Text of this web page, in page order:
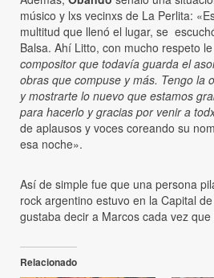
músico y lxs vecinxs de La Perlita:
multitud que llenó el lugar, se
Balsa. Ahí Litto, con mucho respeto
compositor que todavía guarda el
obras que compuse y más. Tengo la
y mostrarte lo nuevo que estamos
para hacerlo y gracias por venir a
de aplausos y voces coreando su
esa noche».
Así de simple fue que una persona
rock argentino estuvo en la Capital
gustaba decir a Marcos cada vez
Relacionado